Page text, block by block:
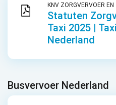
KNV ZORGVERVOER EN
Statuten
Taxi 2025 |
Nederland
Busvervoer Nederland